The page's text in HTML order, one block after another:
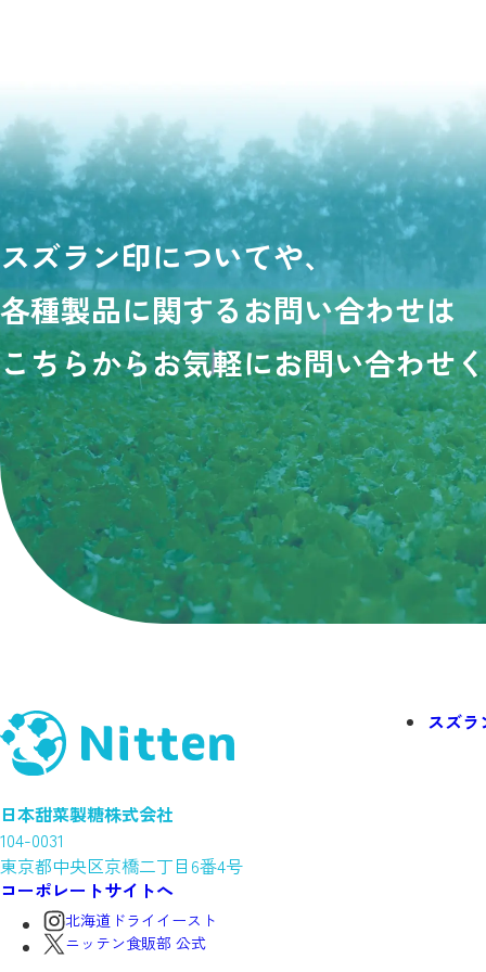
スズラン印についてや、
各種製品に関するお問い合わせは
こちらからお気軽にお問い合わせ
日本甜菜製糖株式会社
104-0031
東京都中央区京橋二丁目6番4号
コーポレートサイトへ
北海道ドライイースト
ニッテン食販部 公式
スズラ